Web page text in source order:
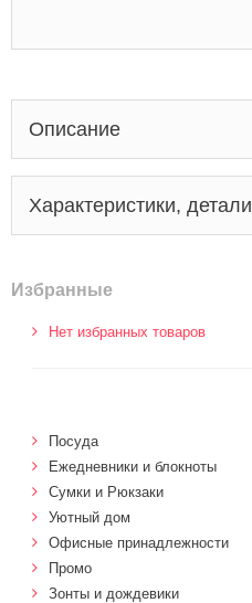
Описание
Характеристики, детали
Избранные
Нет избранных товаров
Посуда
Ежедневники и блокноты
Сумки и Рюкзаки
Уютный дом
Офисные принадлежности
Промо
Зонты и дождевики